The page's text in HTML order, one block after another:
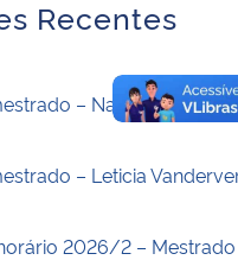
Recentes
– Nathália da
– Leticia
2026/2 –